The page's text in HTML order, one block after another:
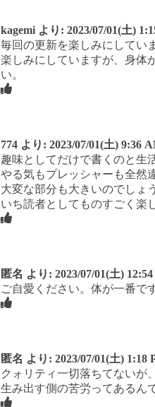
kagemi より: 2023/07/01(土)
毎回の更新を楽しみにしてい
楽しみにしていますが、身体
い。
774 より: 2023/07/01(土) 9:36
趣味としてだけで書くのと生
やる気もプレッシャーも全然
大変な部分も大きいのでしょ
いち読者としてものすごく楽
匿名 より: 2023/07/01(土)
ご自愛ください。体が一番です
匿名 より: 2023/07/01(土) 1:18
クォリティ一切落ちてないが
生み出す側の苦労ってあるん